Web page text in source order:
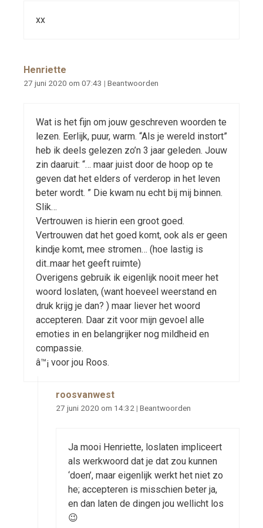
xx
Henriette
27 juni 2020 om 07:43 | Beantwoorden
Wat is het fijn om jouw geschreven woorden te
lezen. Eerlijk, puur, warm. “Als je wereld instort”
heb ik deels gelezen zo’n 3 jaar geleden. Jouw
zin daaruit: “… maar juist door de hoop op te
geven dat het elders of verderop in het leven
beter wordt. ” Die kwam nu echt bij mij binnen.
Slik…
Vertrouwen is hierin een groot goed.
Vertrouwen dat het goed komt, ook als er geen
kindje komt, mee stromen… (hoe lastig is
dit..maar het geeft ruimte)
Overigens gebruik ik eigenlijk nooit meer het
woord loslaten, (want hoeveel weerstand en
druk krijg je dan? ) maar liever het woord
accepteren. Daar zit voor mijn gevoel alle
emoties in en belangrijker nog mildheid en
compassie.
â™¡ voor jou Roos.
roosvanwest
27 juni 2020 om 14:32 | Beantwoorden
Ja mooi Henriette, loslaten impliceert
als werkwoord dat je dat zou kunnen
‘doen’, maar eigenlijk werkt het niet zo
he; accepteren is misschien beter ja,
en dan laten de dingen jou wellicht los
😉